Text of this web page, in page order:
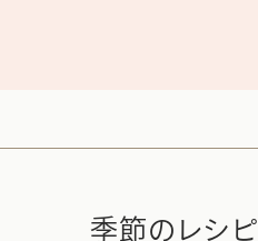
季節のレシピ